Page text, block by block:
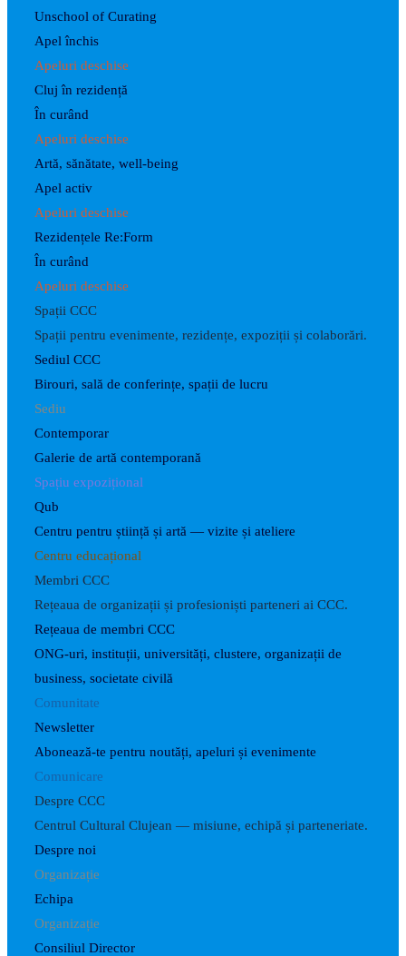
Unschool of Curating
Apel închis
Apeluri deschise
Cluj în rezidență
În curând
Apeluri deschise
Artă, sănătate, well-being
Apel activ
Apeluri deschise
Rezidențele Re:Form
În curând
Apeluri deschise
Spații CCC
Spații pentru evenimente, rezidențe, expoziții și colaborări.
Sediul CCC
Birouri, sală de conferințe, spații de lucru
Sediu
Contemporar
Galerie de artă contemporană
Spațiu expozițional
Qub
Centru pentru știință și artă — vizite și ateliere
Centru educațional
Membri CCC
Rețeaua de organizații și profesioniști parteneri ai CCC.
Rețeaua de membri CCC
ONG-uri, instituții, universități, clustere, organizații de
business, societate civilă
Comunitate
Newsletter
Abonează-te pentru noutăți, apeluri și evenimente
Comunicare
Despre CCC
Centrul Cultural Clujean — misiune, echipă și parteneriate.
Despre noi
Organizație
Echipa
Organizație
Consiliul Director